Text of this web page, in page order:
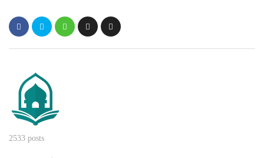
2533 posts